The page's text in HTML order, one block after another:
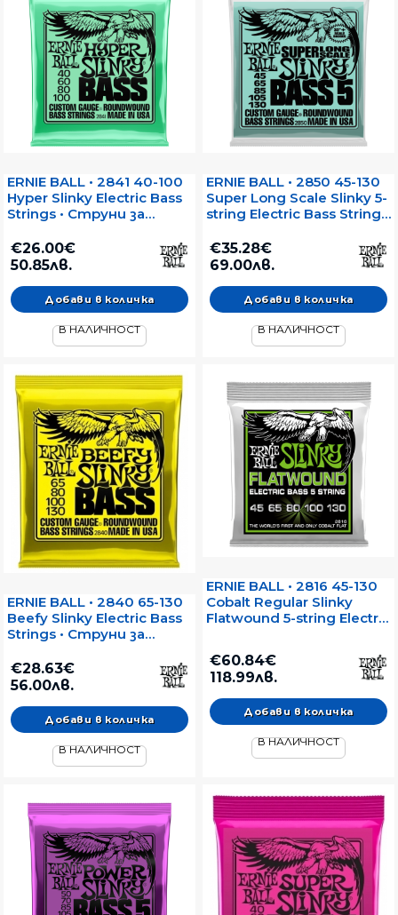
ERNIE BALL • 2841 40-100
Hyper Slinky Electric Bass
Strings • Струни за
€26.00€
50.85лв.
В НАЛИЧНОСТ
ERNIE BALL • 2850 45-130
Super Long Scale Slinky 5-
string Electric Bass Strings
електрически бас
€35.28€
69.00лв.
В НАЛИЧНОСТ
ERNIE BALL • 2840 65-130
Beefy Slinky Electric Bass
Strings • Струни за
€28.63€
56.00лв.
В НАЛИЧНОСТ
ERNIE BALL • 2816 45-130
Cobalt Regular Slinky
Flatwound 5-string Electric
електрически бас
€60.84€
118.99лв.
В НАЛИЧНОСТ